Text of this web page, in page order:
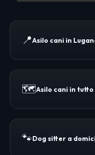
📍Asilo cani in
🗺️Asilo cani in
🐾Dog sitter a